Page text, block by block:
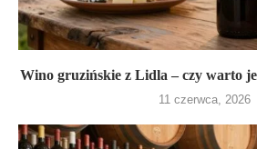
Wino gruzińskie z Lidla – czy warto
11 czerwca, 2026